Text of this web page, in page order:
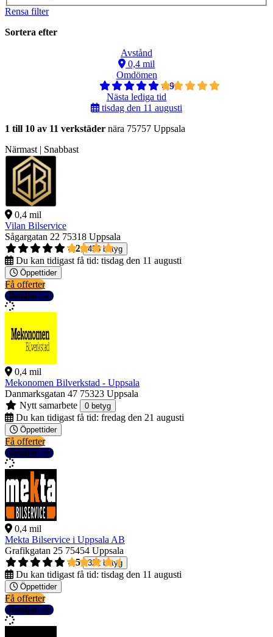
Rensa filter
Sortera efter
Avstånd
0,4 mil
Omdömen
4,9
Nästa lediga tid
tisdag den 11 augusti
1 till 10 av 11 verkstäder nära 75757 Uppsala
Närmast | Snabbast
0,4 mil
Vilan Bilservice
Sågargatan 22 75318 Uppsala
4,2
458 betyg
Du kan tidigast få tid: tisdag den 11 augusti
Öppettider
Få offerter
Detaljer
0,4 mil
Mekonomen Bilverkstad - Uppsala
Danmarksgatan 47 75323 Uppsala
Nytt samarbete
0 betyg
Du kan tidigast få tid: fredag den 21 augusti
Öppettider
Få offerter
Detaljer
0,4 mil
Mekta Bilservice i Uppsala AB
Grafikgatan 25 75454 Uppsala
4,5
321 betyg
Du kan tidigast få tid: tisdag den 11 augusti
Öppettider
Få offerter
Detaljer